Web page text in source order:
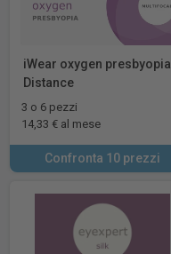
iWear oxygen presbyopia
Distance
3 o 6 pezzi
14,33 € al mese
Confronta 10 prezzi